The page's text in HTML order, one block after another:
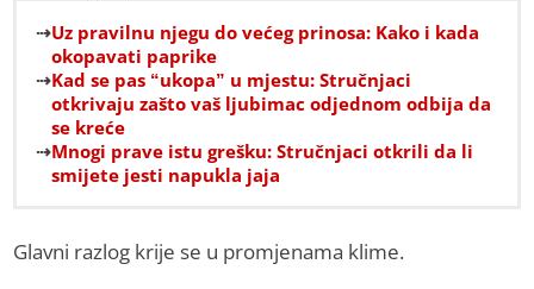
Uz pravilnu njegu do većeg prinosa: Kako i kada
okopavati paprike
Kad se pas “ukopa” u mjestu: Stručnjaci
otkrivaju zašto vaš ljubimac odjednom odbija da
se kreće
Mnogi prave istu grešku: Stručnjaci otkrili da li
smijete jesti napukla jaja
Glavni razlog krije se u promjenama klime.